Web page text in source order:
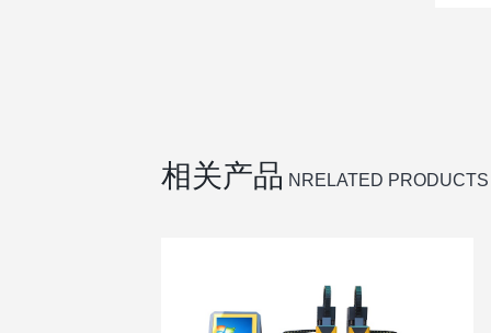
相关产品 NRELATED PRODUCTS